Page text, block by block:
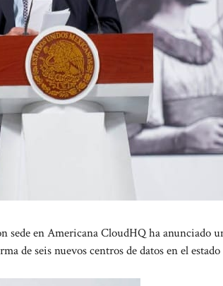
sede en Americana CloudHQ ha anunciado
de seis nuevos centros de datos en el